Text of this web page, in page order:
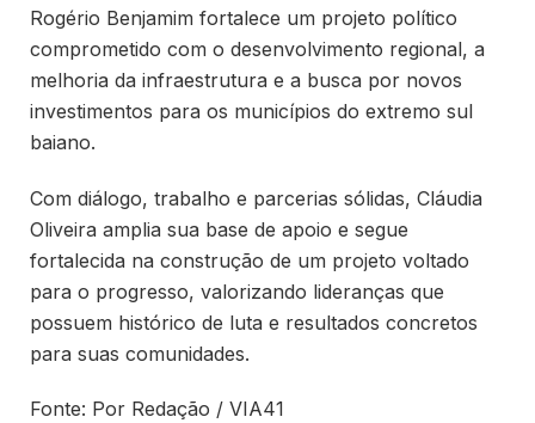
Rogério Benjamim fortalece um projeto político
comprometido com o desenvolvimento regional, a
melhoria da infraestrutura e a busca por novos
investimentos para os municípios do extremo sul
baiano.
Com diálogo, trabalho e parcerias sólidas, Cláudia
Oliveira amplia sua base de apoio e segue
fortalecida na construção de um projeto voltado
para o progresso, valorizando lideranças que
possuem histórico de luta e resultados concretos
para suas comunidades.
Fonte: Por Redação / VIA41